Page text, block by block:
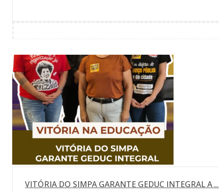
VITÓRIA DO SIMPA GARANTE GEDUC INTEGRAL A